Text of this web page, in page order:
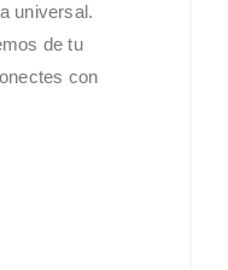
universal.
de tu
con